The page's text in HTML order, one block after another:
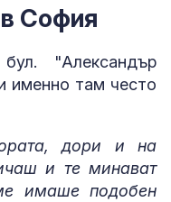
София
"Александър
именно там често
дори и на
и те минават
имаше подобен